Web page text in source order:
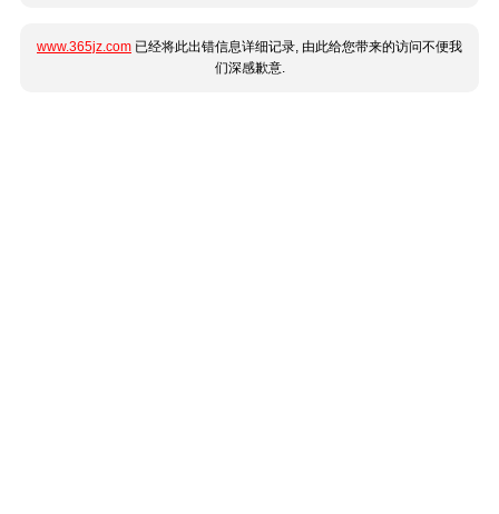
www.365jz.com 已经将此出错信息详细记录, 由此给您带来的访问不便我
们深感歉意.